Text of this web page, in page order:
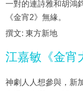
一對的連詩雅和胡鴻
《金宵2》無緣。
撰文: 東方新地
江嘉敏《金宵
神劇人人想參與，新